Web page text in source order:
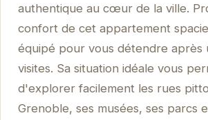
authentique au cœur de la ville.
confort de cet appartement
équipé pour vous détendre après
visites. Sa situation idéale vous
d'explorer facilement les rues
Grenoble, ses musées, ses parcs